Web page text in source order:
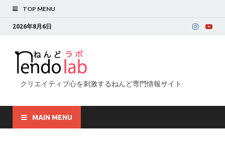
TOP MENU
2026年8月6日
クリエイティブ心を刺激するねんど専門情報サイト
MAIN MENU